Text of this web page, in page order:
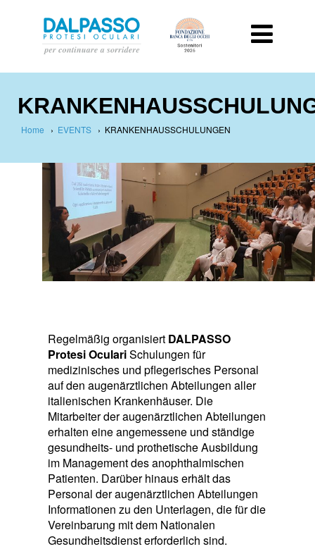
Home › EVENTS › KRANKENHAUSSCHULUNGEN
Regelmäßig organisiert DALPASSO
Protesi OculariSchulungen für
medizinisches und pflegerisches Personal
auf den augenärztlichen Abteilungen aller
italienischen Krankenhäuser. Die
Mitarbeiter der augenärztlichen Abteilungen
erhalten eine angemessene und ständige
gesundheits- und prothetische Ausbildung
im Management des anophthalmischen
Patienten. Darüber hinaus erhält das
Personal der augenärztlichen Abteilungen
Informationen zu den Unterlagen, die für die
Vereinbarung mit dem Nationalen
Gesundheitsdienst erforderlich sind.